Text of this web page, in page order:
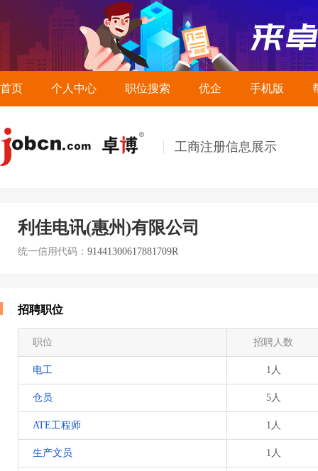
首页 个人中心 职位搜索 优企 手机版
工商注册信息展示
利佳电讯(惠州)有限公司
统一信用代码： 91441300617881709R
招聘职位
职位 招聘人数
电工 1人
仓员 5人
ATE工程师 1人
生产文员 1人